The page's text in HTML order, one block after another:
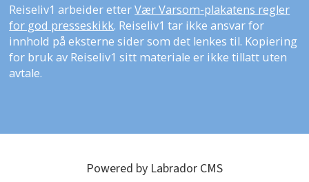
Reiseliv1 arbeider etterVær Varsom-plakatens regler
for god presseskikk. Reiseliv1 tar ikke ansvar for
innhold på eksterne sider som det lenkes til. Kopiering
for bruk av Reiseliv1 sitt materiale er ikke tillatt uten
avtale.
Powered by Labrador CMS